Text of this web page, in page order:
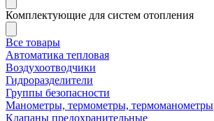
Комплектующие для систем отопления
Все товары
Автоматика тепловая
Воздухоотводчики
Гидроразделители
Группы безопасности
Манометры, термометры, термоманометры
Клапаны предохранительные